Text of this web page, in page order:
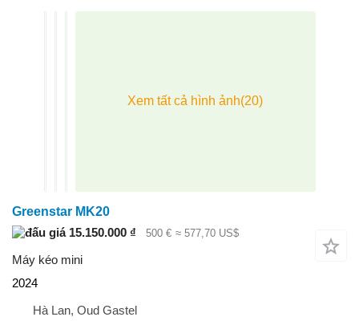
Greenstar MK20
15.150.000 ₫
500 € ≈ 577,70 US$
Máy kéo mini
2024
Hà Lan, Oud Gastel